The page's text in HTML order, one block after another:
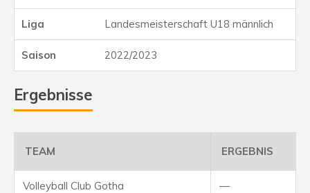
Landesmeisterschaft U18 männlich
2022/2023
Ergebnisse
TEAM ERGEBNIS
Volleyball Club Gotha —